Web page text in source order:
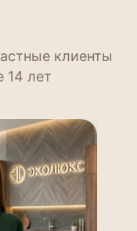
клиенты
14 лет